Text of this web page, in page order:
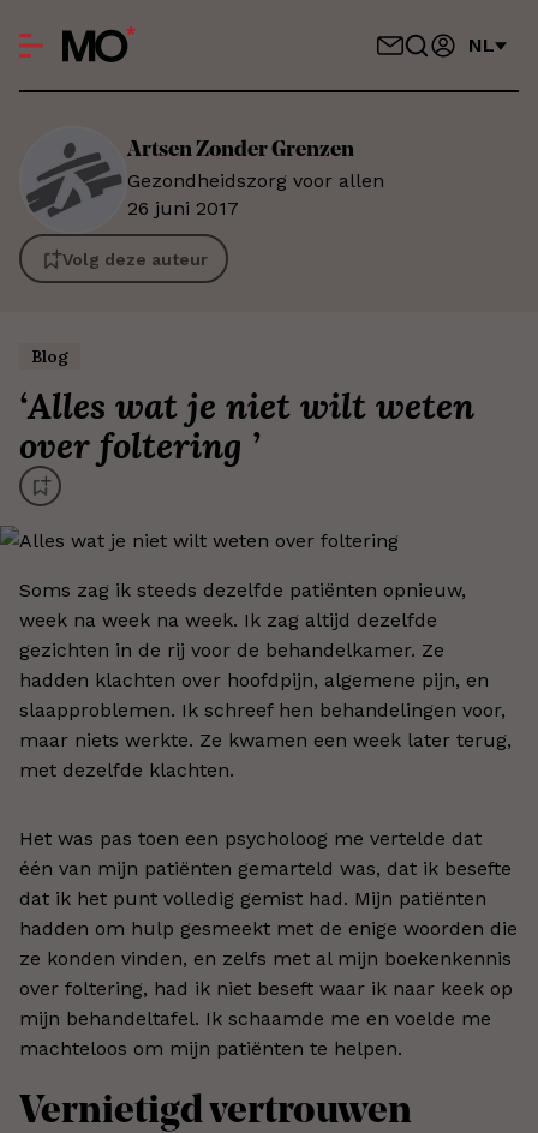
NL
Artsen ZonderGrenzen
Gezondheidszorg voor allen
26 juni 2017
Volg deze auteur
Blog
‘Alles wat je niet wilt weten
over foltering ’
Soms zag ik steeds dezelfde patiënten opnieuw,
week na week na week. Ik zag altijd dezelfde
gezichten in de rij voor de behandelkamer. Ze
hadden klachten over hoofdpijn, algemene pijn, en
slaapproblemen. Ik schreef hen behandelingen voor,
maar niets werkte. Ze kwamen een week later terug,
met dezelfde klachten.
Het was pas toen een psycholoog me vertelde dat
één van mijn patiënten gemarteld was, dat ik besefte
dat ik het punt volledig gemist had. Mijn patiënten
hadden om hulp gesmeekt met de enige woorden die
ze konden vinden, en zelfs met al mijn boekenkennis
over foltering, had ik niet beseft waar ik naar keek op
mijn behandeltafel. Ik schaamde me en voelde me
machteloos om mijn patiënten te helpen.
Vernietigd vertrouwen